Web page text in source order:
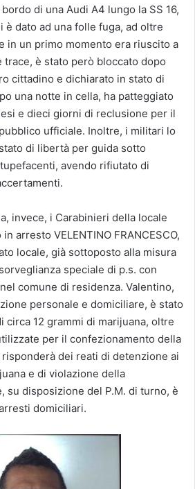
di una Audi A4 lungo la SS 16,
è dato ad una folle fuga, ad oltre
in un primo momento era riuscito a
è stato però bloccato dopo
cittadino e dichiarato in stato di
una notte in cella, ha patteggiato
e dieci giorni di reclusione per il
ufficiale. Inoltre, i militari lo
di libertà per guida sotto
avendo rifiutato di
invece, i Carabinieri della locale
arresto VELENTINO FRANCESCO,
locale, già sottoposto alla misura
speciale di p.s. con
comune di residenza. Valentino,
personale e domiciliare, è stato
circa 12 grammi di marijuana, oltre
per il confezionamento della
dei reati di detenzione ai
e di violazione della
su disposizione del P.M. di turno, è
domiciliari.